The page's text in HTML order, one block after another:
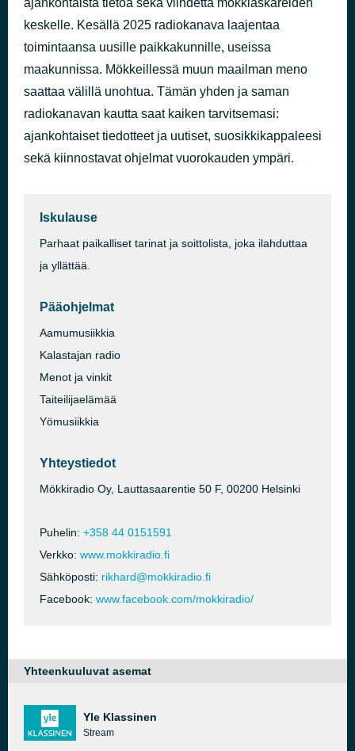
Olen vain ihminen
Janne Laurila ja Tuhlaajapojat
ajankohtaista tietoa sekä viihdettä mökkiaskareiden
keskelle. Kesällä 2025 radiokanava laajentaa
toimintaansa uusille paikkakunnille, useissa
maakunnissa. Mökkeillessä muun maailman meno
saattaa välillä unohtua. Tämän yhden ja saman
radiokanavan kautta saat kaiken tarvitsemasi:
ajankohtaiset tiedotteet ja uutiset, suosikkikappaleesi
sekä kiinnostavat ohjelmat vuorokauden ympäri.
Iskulause
Parhaat paikalliset tarinat ja soittolista, joka ilahduttaa
ja yllättää.
Pääohjelmat
Aamumusiikkia
Kalastajan radio
Menot ja vinkit
Taiteilijaelämää
Yömusiikkia
Yhteystiedot
Mökkiradio Oy, Lauttasaarentie 50 F, 00200 Helsinki
Puhelin: +358 44 0151591
Verkko: www.mokkiradio.fi
Sähköposti: rikhard@mokkiradio.fi
Facebook: www.facebook.com/mokkiradio/
Yhteenkuuluvat asemat
Yle Klassinen
Stream